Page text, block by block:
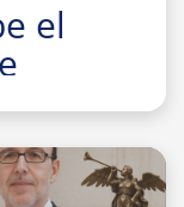
el
2026